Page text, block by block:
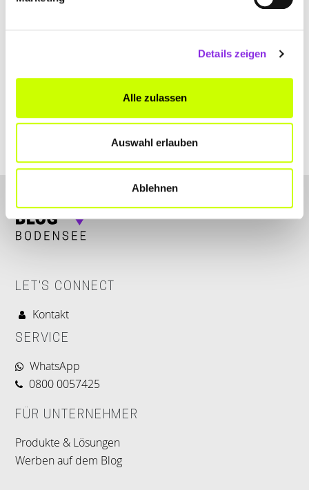
Details zeigen
Alle zulassen
Auswahl erlauben
Ablehnen
LET'S CONNECT
Kontakt
SERVICE
WhatsApp
0800 0057425
FÜR UNTERNEHMER
Produkte & Lösungen
Werben auf dem Blog